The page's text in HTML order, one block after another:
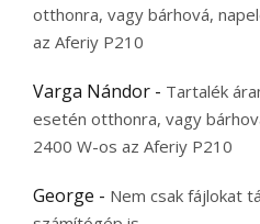
otthonra, vagy bárhová,
az Aferiy P210
Varga Nándor - Tartalék
esetén otthonra, vagy
2400 W-os az Aferiy P210
George - Nem csak fájlokat